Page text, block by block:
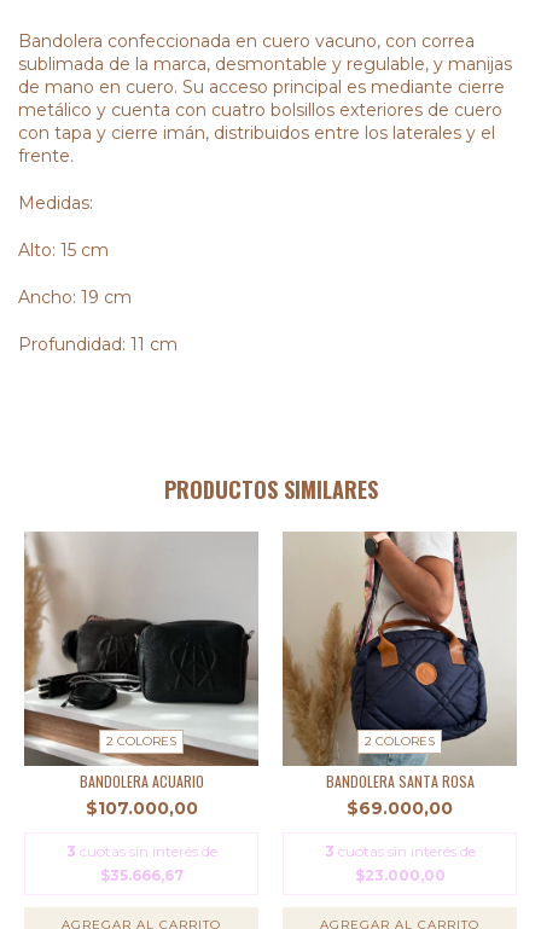
Bandolera confeccionada en cuero vacuno, con correa
sublimada de la marca, desmontable y regulable, y manijas
de mano en cuero. Su acceso principal es mediante cierre
metálico y cuenta con cuatro bolsillos exteriores de cuero
con tapa y cierre imán, distribuidos entre los laterales y el
frente.
Medidas:
Alto: 15 cm
Ancho: 19 cm
Profundidad: 11 cm
PRODUCTOS SIMILARES
2 COLORES
BANDOLERA ACUARIO
$107.000,00
3 cuotas sin interés de
$35.666,67
AGREGAR AL CARRITO
2 COLORES
BANDOLERA SANTA ROSA
$69.000,00
3 cuotas sin interés de
$23.000,00
AGREGAR AL CARRITO